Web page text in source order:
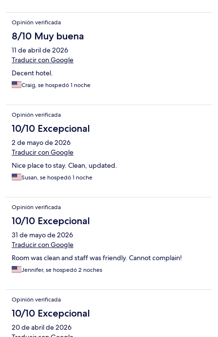
Opinión verificada
8/10 Muy buena
11 de abril de 2026
Traducir con Google
Decent hotel.
Craig, se hospedó 1 noche
Opinión verificada
10/10 Excepcional
2 de mayo de 2026
Traducir con Google
Nice place to stay. Clean, updated.
Susan, se hospedó 1 noche
Opinión verificada
10/10 Excepcional
31 de mayo de 2026
Traducir con Google
Room was clean and staff was friendly. Cannot complain!
Jennifer, se hospedó 2 noches
Opinión verificada
10/10 Excepcional
20 de abril de 2026